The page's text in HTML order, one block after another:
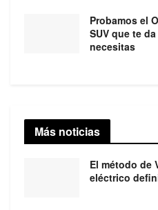
Probamos el
SUV que te
necesitas
Más noticias
El método de
eléctrico